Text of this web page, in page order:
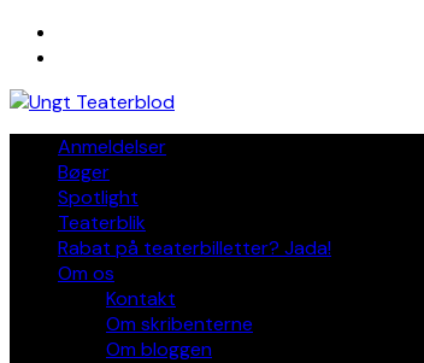
Skip
Anmeldelser
Bøger
Spotlight
Teaterblik
Rabat på teaterbilletter? Jada!
Om os
Kontakt
Om skribenterne
Om bloggen